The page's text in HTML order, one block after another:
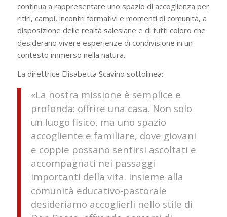
continua a rappresentare uno spazio di accoglienza per
ritiri, campi, incontri formativi e momenti di comunità, a
disposizione delle realtà salesiane e di tutti coloro che
desiderano vivere esperienze di condivisione in un
contesto immerso nella natura.
La direttrice Elisabetta Scavino sottolinea:
«La nostra missione è semplice e
profonda: offrire una casa. Non solo
un luogo fisico, ma uno spazio
accogliente e familiare, dove giovani
e coppie possano sentirsi ascoltati e
accompagnati nei passaggi
importanti della vita. Insieme alla
comunità educativo-pastorale
desideriamo accoglierli nello stile di